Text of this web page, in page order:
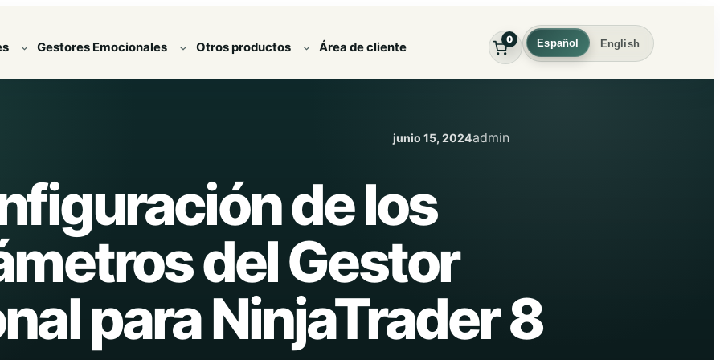
Gestores Emocionales Otros productos Área de cliente
0 Español English
junio 15, 2024admin
de los
del Gestor
para NinjaTrader 8